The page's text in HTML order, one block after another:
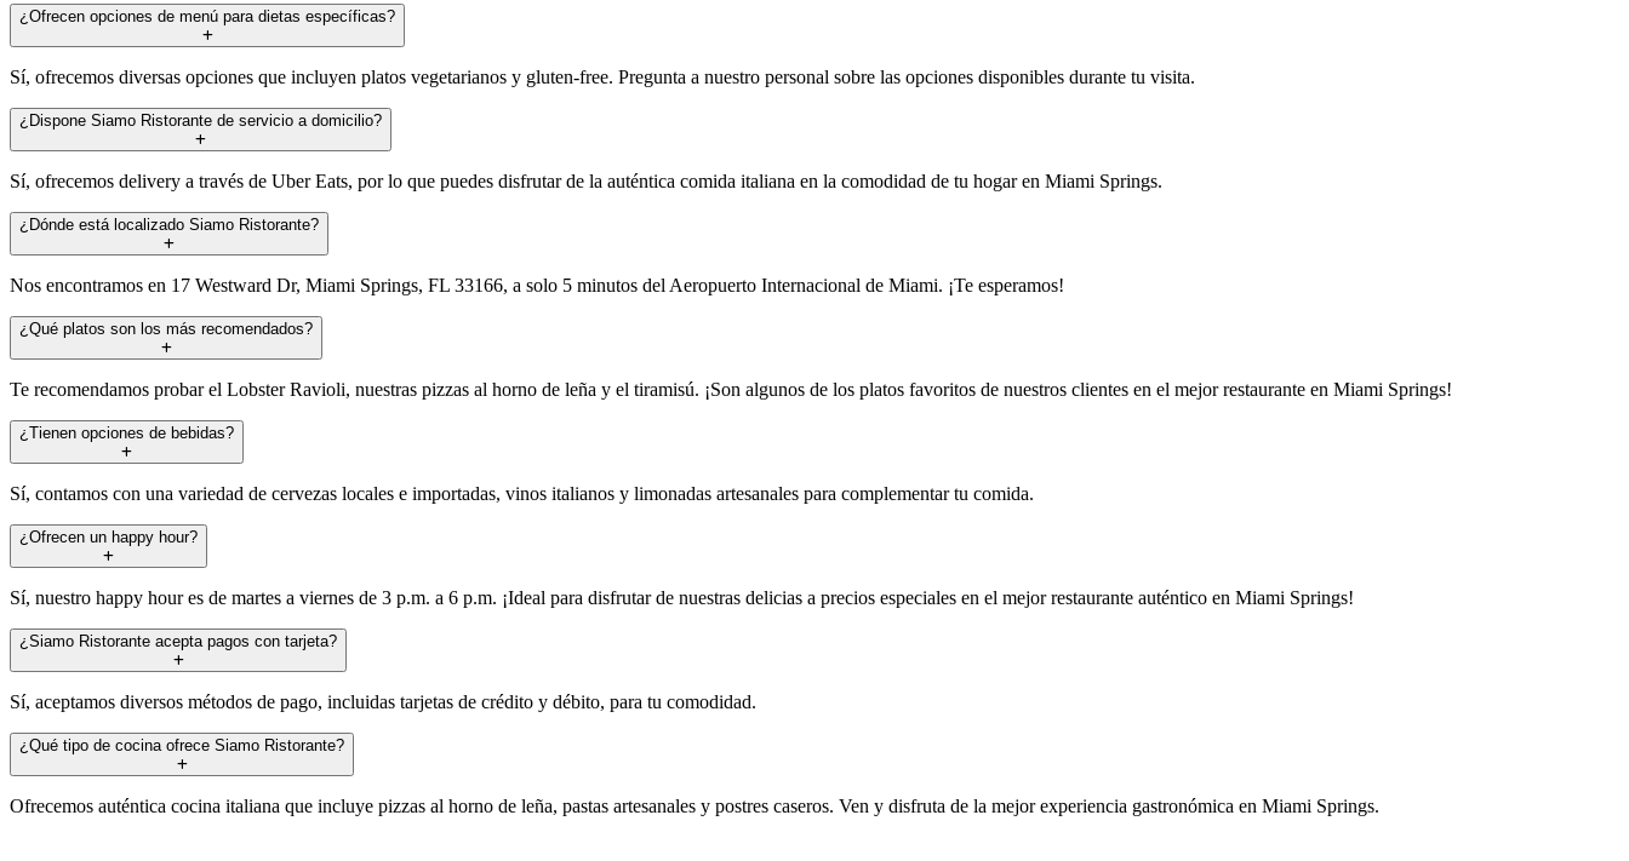
¿Ofrecen opciones de menú para dietas específicas?
Sí, ofrecemos diversas opciones que incluyen platos vegetarianos y gluten-free. Pregunta a nuestro personal sobre las opciones disponibles durante tu visita.
¿Dispone Siamo Ristorante de servicio a domicilio?
Sí, ofrecemos delivery a través de Uber Eats, por lo que puedes disfrutar de la auténtica comida italiana en la comodidad de tu hogar en Miami Springs.
¿Dónde está localizado Siamo Ristorante?
Nos encontramos en 17 Westward Dr, Miami Springs, FL 33166, a solo 5 minutos del Aeropuerto Internacional de Miami. ¡Te esperamos!
¿Qué platos son los más recomendados?
Te recomendamos probar el Lobster Ravioli, nuestras pizzas al horno de leña y el tiramisú. ¡Son algunos de los platos favoritos de nuestros clientes en el mejor restaurante en Miami Springs!
¿Tienen opciones de bebidas?
Sí, contamos con una variedad de cervezas locales e importadas, vinos italianos y limonadas artesanales para complementar tu comida.
¿Ofrecen un happy hour?
Sí, nuestro happy hour es de martes a viernes de 3 p.m. a 6 p.m. ¡Ideal para disfrutar de nuestras delicias a precios especiales en el mejor restaurante auténtico en Miami Springs!
¿Siamo Ristorante acepta pagos con tarjeta?
Sí, aceptamos diversos métodos de pago, incluidas tarjetas de crédito y débito, para tu comodidad.
¿Qué tipo de cocina ofrece Siamo Ristorante?
Ofrecemos auténtica cocina italiana que incluye pizzas al horno de leña, pastas artesanales y postres caseros. Ven y disfruta de la mejor experiencia gastronómica en Miami Springs.